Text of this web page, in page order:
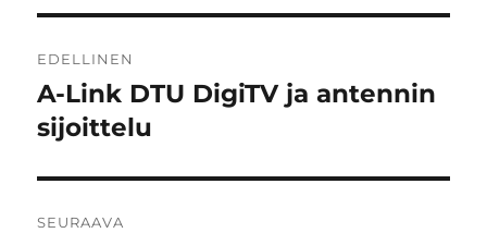
selaus
EDELLINEN
Edellinen
artikkeli:
A-Link DTU DigiTV ja antennin
sijoittelu
SEURAAVA